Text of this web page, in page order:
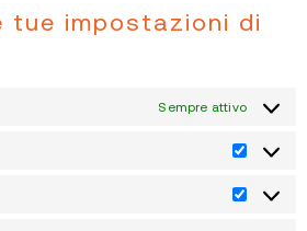
tue impostazioni di
Sempre attivo